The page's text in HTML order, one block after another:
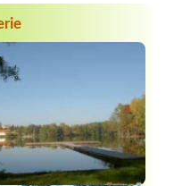
08-13 |
07-23 |
2026-08-17 |Chatkový
stan10x3L chatka